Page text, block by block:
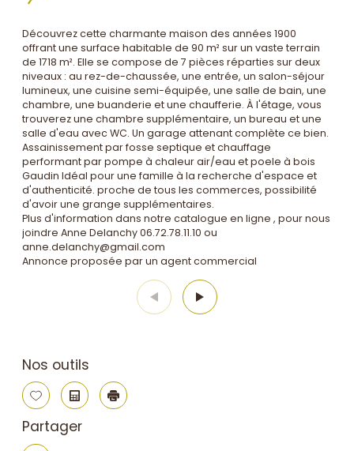
Découvrez cette charmante maison des années 1900
offrant une surface habitable de 90 m² sur un vaste terrain
de 1718 m². Elle se compose de 7 pièces réparties sur deux
niveaux : au rez-de-chaussée, une entrée, un salon-séjour
lumineux, une cuisine semi-équipée, une salle de bain, une
chambre, une buanderie et une chaufferie. À l'étage, vous
trouverez une chambre supplémentaire, un bureau et une
salle d'eau avec WC. Un garage attenant complète ce bien.
Assainissement par fosse septique et chauffage
performant par pompe à chaleur air/eau et poele à bois
Gaudin Idéal pour une famille à la recherche d'espace et
d'authenticité. proche de tous les commerces, possibilité
d'avoir une grange supplémentaires.
Plus d'information dans notre catalogue en ligne , pour nous
joindre Anne Delanchy 06.72.78.11.10 ou
anne.delanchy@gmail.com
Annonce proposée par un agent commercial
Nos outils
Sélectionner
Calculatrice
Imprimer
Partager